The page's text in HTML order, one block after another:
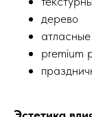
дерево
premium